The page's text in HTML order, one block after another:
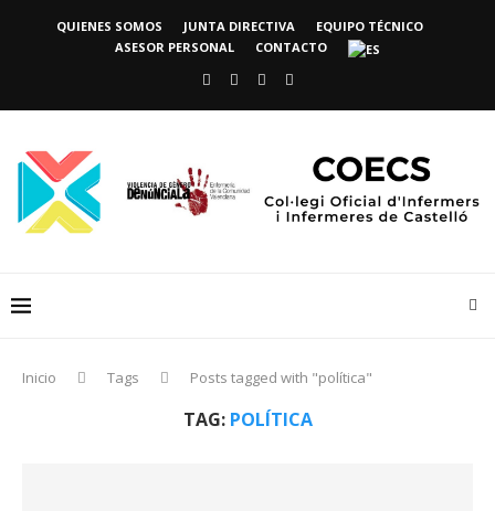
QUIENES SOMOS JUNTA DIRECTIVA
EQUIPO TÉCNICO
ASESOR PERSONAL
CONTACTO
Inicio Tags Posts tagged with "política"
TAG: POLÍTICA